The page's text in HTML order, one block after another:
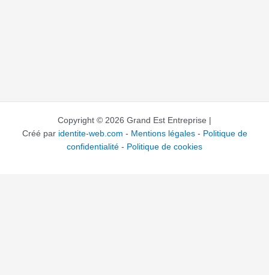
Copyright © 2026 Grand Est Entreprise |
Créé par identite-web.com - Mentions légales- Politique de
confidentialité - Politique de cookies